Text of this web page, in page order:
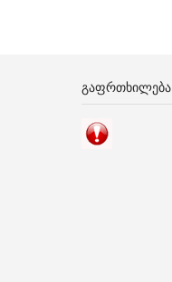
ᲒᲐᲤᲠᲗᲮᲘᲚᲔᲑᲐ